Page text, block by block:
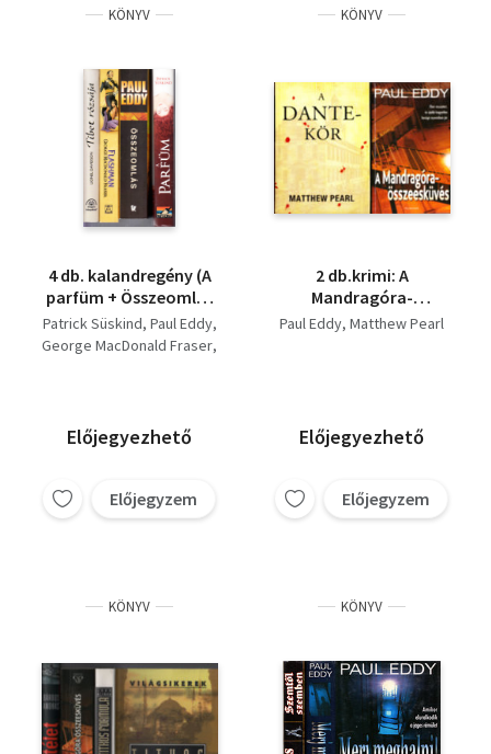
KÖNYV
4 db. kalandregény (A
parfüm + Összeomlás
+ Flashman + Tibet
rózsája)
Patrick Süskind Paul Eddy
George MacDonald Fraser
Előjegyezhető
Előjegyzem
KÖNYV
2 db.krimi: A
Mandragóra-
összeesküvés + A
Paul Eddy Matthew Pearl
Előjegyezhető
Előjegyzem
KÖNYV KÖNYV